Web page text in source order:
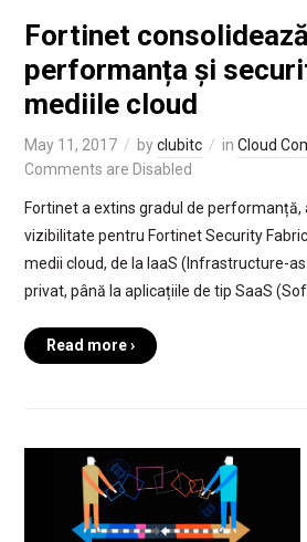
Fortinet consolidează
performanța și
mediile cloud
May 11, 2017 byclubitc in Cloud
Comments are Disabled
Fortinet a extins gradul de
vizibilitate pentru Fortinet Security
medii cloud, de la IaaS (Infrastructure-
privat, până la aplicațiile de tip SaaS
Read more ›